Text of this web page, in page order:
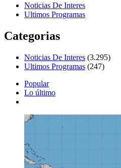
Noticias De Interes
Ultimos Programas
Categorias
Noticias De Interes (3.295)
Ultimos Programas (247)
Popular
Lo último